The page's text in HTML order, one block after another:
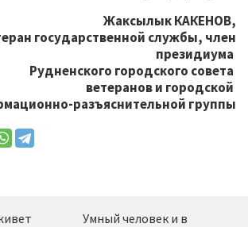
Жаксылык КАКЕНОВ,
государственной службы, член
президиума
Рудненского городского совета
ветеранов и городской
разъяснительной группы
Умный человек и в